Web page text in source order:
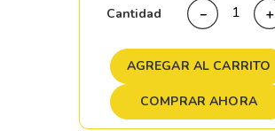
Cantidad ＋
－
AGREGAR AL CARRITO
COMPRAR AHORA